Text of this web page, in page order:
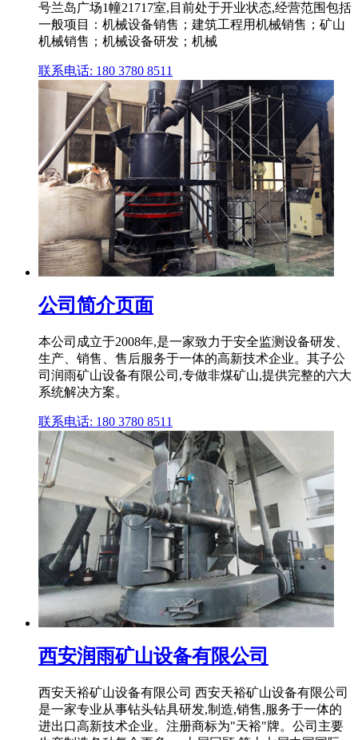
号兰岛广场1幢21717室,目前处于开业状态,经营范围包括
一般项目：机械设备销售；建筑工程用机械销售；矿山
机械销售；机械设备研发；机械
联系电话: 180 3780 8511
公司简介页面
本公司成立于2008年,是一家致力于安全监测设备研发、
生产、销售、售后服务于一体的高新技术企业。其子公
司润雨矿山设备有限公司,专做非煤矿山,提供完整的六大
系统解决方案。
联系电话: 180 3780 8511
西安润雨矿山设备有限公司
西安天裕矿山设备有限公司 西安天裕矿山设备有限公司
是一家专业从事钻头钻具研发,制造,销售,服务于一体的
进出口高新技术企业。注册商标为"天裕"牌。公司主要